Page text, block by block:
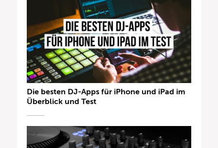
Die besten DJ-Apps für iPhone und iPad im
Überblick und Test